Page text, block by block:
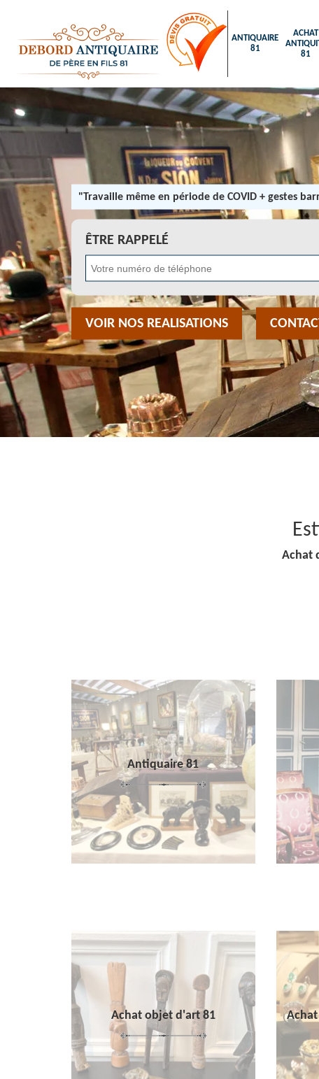
ANTIQUAIRE
81
ACHAT
81
"Travaille même en période de COVID + gestes
ÊTRE RAPPELÉ
VOIR NOS REALISATIONS
Achat
Antiquaire 81
Achat objet d'art 81